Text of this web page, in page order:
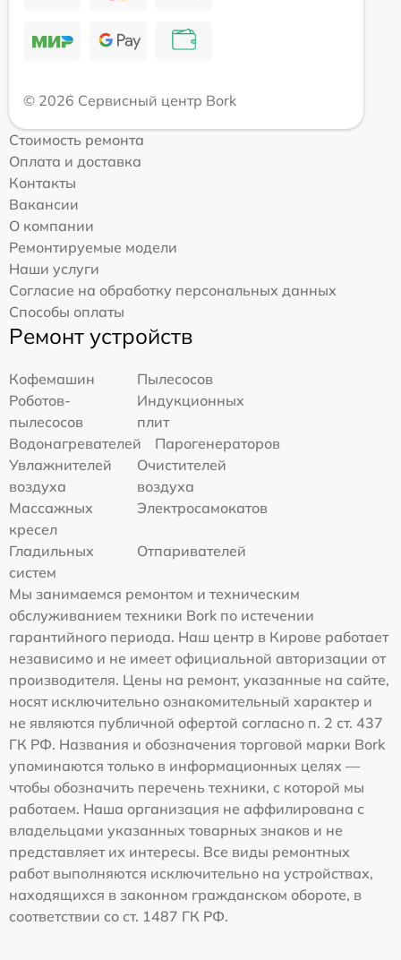
© 2026 Сервисный центр Bork
Стоимость ремонта
Оплата и доставка
Контакты
Вакансии
О компании
Ремонтируемые модели
Наши услуги
Согласие на обработку персональных данных
Способы оплаты
Ремонт устройств
Кофемашин
Пылесосов
Роботов-
пылесосов
Индукционных
плит
Водонагревателей
Парогенераторов
Увлажнителей
воздуха
Очистителей
воздуха
Массажных
кресел
Электросамокатов
Гладильных
систем
Отпаривателей
Мы занимаемся ремонтом и техническим
обслуживанием техники Bork по истечении
гарантийного периода. Наш центр в Кирове работает
независимо и не имеет официальной авторизации от
производителя. Цены на ремонт, указанные на сайте,
носят исключительно ознакомительный характер и
не являются публичной офертой согласно п. 2 ст. 437
ГК РФ. Названия и обозначения торговой марки Bork
упоминаются только в информационных целях —
чтобы обозначить перечень техники, с которой мы
работаем. Наша организация не аффилирована с
владельцами указанных товарных знаков и не
представляет их интересы. Все виды ремонтных
работ выполняются исключительно на устройствах,
находящихся в законном гражданском обороте, в
соответствии со ст. 1487 ГК РФ.